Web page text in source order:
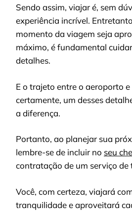
Sendo assim, viajar é, sem
experiência incrível.
momento da viagem seja
máximo, é fundamental
detalhes.
E o trajeto entre o aeroporto e
certamente, um desses
a diferença.
Portanto, ao planejar sua
lembre-se de incluir no seu
contratação de um serviço de
Você, com certeza, viajará
tranquilidade e aproveitará